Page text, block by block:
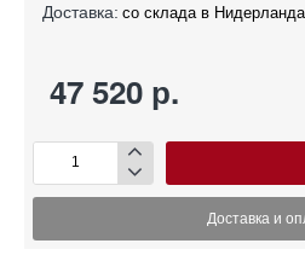
Доставка: со склада в
47 520 р.
Доставка и